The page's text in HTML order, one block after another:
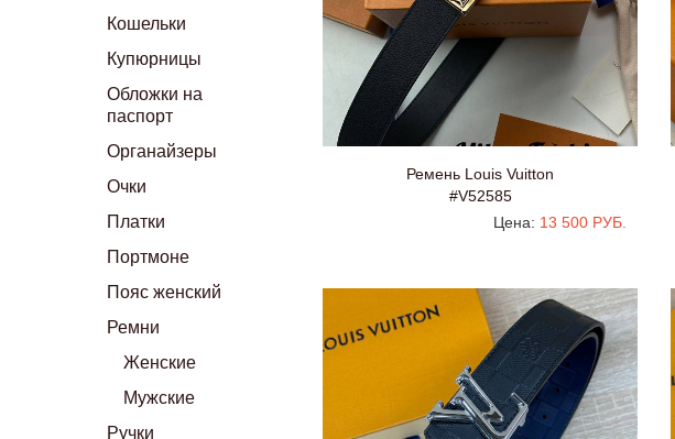
Кошельки
Купюрницы
Обложки на
паспорт
Органайзеры
Очки
Платки
Портмоне
Пояс женский
Ремни
Женские
Мужские
Ручки
Ремень Louis Vuitton
#V52585
Цена: 13 500 РУБ.